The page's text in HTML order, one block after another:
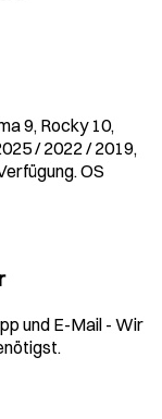
9, Rocky 10,
/ 2022 / 2019,
OS
und E-Mail - Wir